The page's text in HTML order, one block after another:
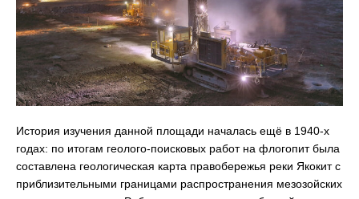
История изучения данной площади началась ещё в 1940-х
годах: по итогам геолого-поисковых работ на флогопит была
составлена геологическая карта правобережья реки Якокит с
приблизительными границами распространения мезозойских